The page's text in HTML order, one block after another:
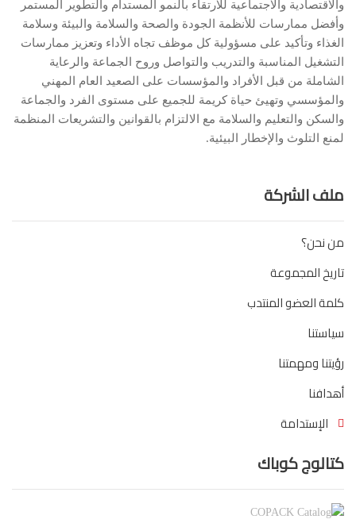
والاقتصادية والاجتماعية للارتقاء بالنمو المستدام والتطوير المستمر
وأفضل ممارسات للأنظمة الجودة والصحة والسلامة والبيئة وسلامة
الغذاء وتأكيد على مسؤولية كل موظف تجاه الأداء وتعزيز ممارسات
التشغيل المناسبة والتدريب والتواصل وروح الجماعة والرعاية
الشاملة من قبل الأفراد والمؤسسات على الصعيد العام المهني
والمؤسسي وتهيئ حياة كريمة للجميع على مستوى الفرد والجماعة
والسكن والتعليم والسلامة مع الالتزام بالقوانين والتشريعات المنظمة
لمنع التلوث والإخطار البيئية.
ملف الشركة
من نحن؟
تاريخ المجموعة
كلمة العضو المنتدب
سياستنا
رؤيتنا ومهمتنا
أهدافنا
الإستدامة
كتالوج كوباك